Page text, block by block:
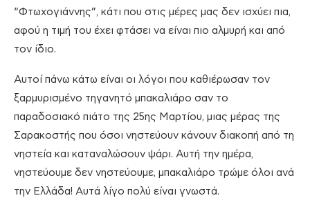
“Φτωχογιάννης”, κάτι που στις μέρες μας δεν ισχύει πια,
αφού η τιμή του έχει φτάσει να είναι πιο αλμυρή και από
τον ίδιο.
Αυτοί πάνω κάτω είναι οι λόγοι που καθιέρωσαν τον
ξαρμυρισμένο τηγανητό μπακαλιάρο σαν το
παραδοσιακό πιάτο της 25ης Μαρτίου, μιας μέρας της
Σαρακοστής που όσοι νηστεύουν κάνουν διακοπή από τη
νηστεία και καταναλώσουν ψάρι. Αυτή την ημέρα,
νηστεύουμε δεν νηστεύουμε, μπακαλιάρο τρώμε όλοι ανά
την Ελλάδα! Αυτά λίγο πολύ είναι γνωστά.